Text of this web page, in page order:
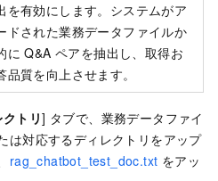
を有効にします。システムがア
ドされた業務データファイルか
に Q&A ペアを抽出し、取得お
品質を向上させます。
クトリ] タブで、業務データファイ
は対応するディレクトリをアップ
rag_chatbot_test_doc.txt をアッ